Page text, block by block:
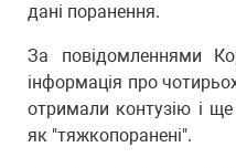
дані поранення.
За повідомленнями
інформація про
отримали контузію і ще
як "тяжкопоранені".